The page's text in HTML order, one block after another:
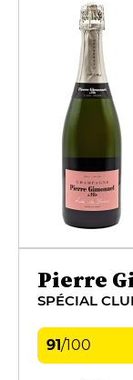
Pierre
SPÉCIAL
91/100